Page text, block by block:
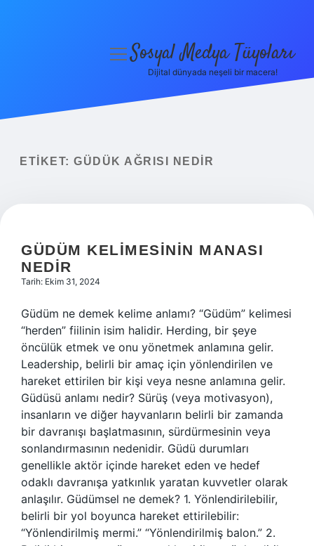
Yasal Uyarı
menüyüSosyal Medya Tüyoları
Dijital dünyada neşeli bir macera!
ETIKET: GÜDÜK AĞRISI NEDIR
GÜDÜM KELIMESININ MANASI
NEDIR
Tarih: Ekim 31, 2024
Güdüm ne demek kelime anlamı? “Güdüm” kelimesi
“herden” fiilinin isim halidir. Herding, bir şeye
öncülük etmek ve onu yönetmek anlamına gelir.
Leadership, belirli bir amaç için yönlendirilen ve
hareket ettirilen bir kişi veya nesne anlamına gelir.
Güdüsü anlamı nedir? Sürüş (veya motivasyon),
insanların ve diğer hayvanların belirli bir zamanda
bir davranışı başlatmasının, sürdürmesinin veya
sonlandırmasının nedenidir. Güdü durumları
genellikle aktör içinde hareket eden ve hedef
odaklı davranışa yatkınlık yaratan kuvvetler olarak
anlaşılır. Güdümsel ne demek? 1. Yönlendirilebilir,
belirli bir yol boyunca hareket ettirilebilir:
“Yönlendirilmiş mermi.” “Yönlendirilmiş balon.” 2.